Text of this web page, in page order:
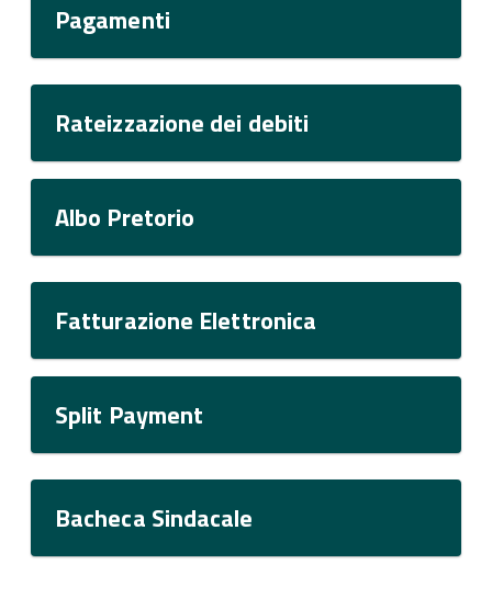
Pagamenti
Rateizzazione dei debiti
Albo Pretorio
Fatturazione Elettronica
Split Payment
Bacheca Sindacale